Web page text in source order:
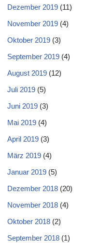
Dezember 2019 (11)
November 2019 (4)
Oktober 2019 (3)
September 2019 (4)
August 2019 (12)
Juli 2019 (5)
Juni 2019 (3)
Mai 2019 (4)
April 2019 (3)
März 2019 (4)
Januar 2019 (5)
Dezember 2018 (20)
November 2018 (4)
Oktober 2018 (2)
September 2018 (1)